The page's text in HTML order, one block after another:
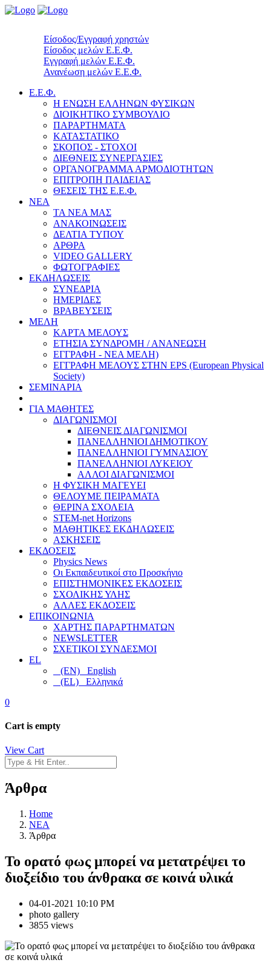
Είσοδος/Εγγραφή χρηστών
Είσοδος μελών Ε.Ε.Φ.
Εγγραφή μελών Ε.Ε.Φ.
Ανανέωση μελών Ε.Ε.Φ.
Ε.Ε.Φ.
Η ΕΝΩΣΗ ΕΛΛΗΝΩΝ ΦΥΣΙΚΩΝ
ΔΙΟΙΚΗΤΙΚΟ ΣΥΜΒΟΥΛΙΟ
ΠΑΡΑΡΤΗΜΑΤΑ
ΚΑΤΑΣΤΑΤΙΚΟ
ΣΚΟΠΟΣ - ΣΤΟΧΟΙ
ΔΙΕΘΝΕΙΣ ΣΥΝΕΡΓΑΣΙΕΣ
ΟΡΓΑΝΟΓΡΑΜΜΑ ΑΡΜΟΔΙΟΤΗΤΩΝ
ΕΠΙΤΡΟΠΗ ΠΑΙΔΕΙΑΣ
ΘΕΣΕΙΣ ΤΗΣ Ε.Ε.Φ.
ΝΕΑ
ΤΑ ΝΕΑ ΜΑΣ
ΑΝΑΚΟΙΝΩΣΕΙΣ
ΔΕΛΤΙΑ ΤΥΠΟΥ
ΑΡΘΡΑ
VIDEO GALLERY
ΦΩΤΟΓΡΑΦΙΕΣ
ΕΚΔΗΛΩΣΕΙΣ
ΣΥΝΕΔΡΙΑ
ΗΜΕΡΙΔΕΣ
ΒΡΑΒΕΥΣΕΙΣ
ΜΕΛΗ
ΚΑΡΤΑ ΜΕΛΟΥΣ
ΕΤΗΣΙΑ ΣΥΝΔΡΟΜΗ / ΑΝΑΝΕΩΣΗ
ΕΓΓΡΑΦΗ - ΝΕΑ ΜΕΛΗ)
ΕΓΓΡΑΦΗ ΜΕΛΟΥΣ ΣΤΗΝ EPS (European Physical
Society)
ΣΕΜΙΝΑΡΙΑ
ΓΙΑ ΜΑΘΗΤΕΣ
ΔΙΑΓΩΝΙΣΜΟΙ
ΔΙΕΘΝΕΙΣ ΔΙΑΓΩΝΙΣΜΟΙ
ΠΑΝΕΛΛΗΝΙΟΙ ΔΗΜΟΤΙΚΟΥ
ΠΑΝΕΛΛΗΝΙΟΙ ΓΥΜΝΑΣΙΟΥ
ΠΑΝΕΛΛΗΝΙΟΙ ΛΥΚΕΙΟΥ
ΑΛΛΟΙ ΔΙΑΓΩΝΙΣΜΟΙ
Η ΦΥΣΙΚΗ ΜΑΓΕΥΕΙ
ΘΕΛΟΥΜΕ ΠΕΙΡΑΜΑΤΑ
ΘΕΡΙΝΑ ΣΧΟΛΕΙΑ
STEM-net Horizons
ΜΑΘΗΤΙΚΕΣ ΕΚΔΗΛΩΣΕΙΣ
ΑΣΚΗΣΕΙΣ
ΕΚΔΟΣΕΙΣ
Physics News
Οι Εκπαιδευτικοί στο Προσκήνιο
ΕΠΙΣΤΗΜΟΝΙΚΕΣ ΕΚΔΟΣΕΙΣ
ΣΧΟΛΙΚΗΣ ΥΛΗΣ
ΑΛΛΕΣ ΕΚΔΟΣΕΙΣ
ΕΠΙΚΟΙΝΩΝΙΑ
ΧΑΡΤΗΣ ΠΑΡΑΡΤΗΜΑΤΩΝ
NEWSLETTER
ΣΧΕΤΙΚΟΙ ΣΥΝΔΕΣΜΟΙ
EL
(EN) English
(EL) Ελληνικά
0
Cart is empty
View Cart
Άρθρα
Home
NEA
Άρθρα
Το ορατό φως μπορεί να μετατρέψει το
διοξείδιο του άνθρακα σε κοινά υλικά
04-01-2021 10:10 PM
photo gallery
3855 views